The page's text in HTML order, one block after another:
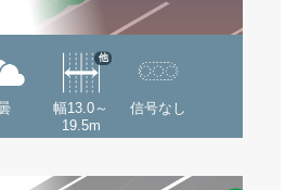
幅13.0～
19.5m
他
信号なし